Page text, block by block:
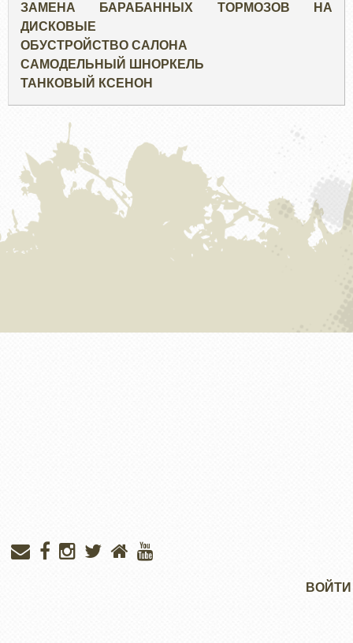
ЗАМЕНА БАРАБАННЫХ ТОРМОЗОВ НА
ДИСКОВЫЕ
ОБУСТРОЙСТВО САЛОНА
САМОДЕЛЬНЫЙ ШНОРКЕЛЬ
ТАНКОВЫЙ КСЕНОН
ВОЙТИ